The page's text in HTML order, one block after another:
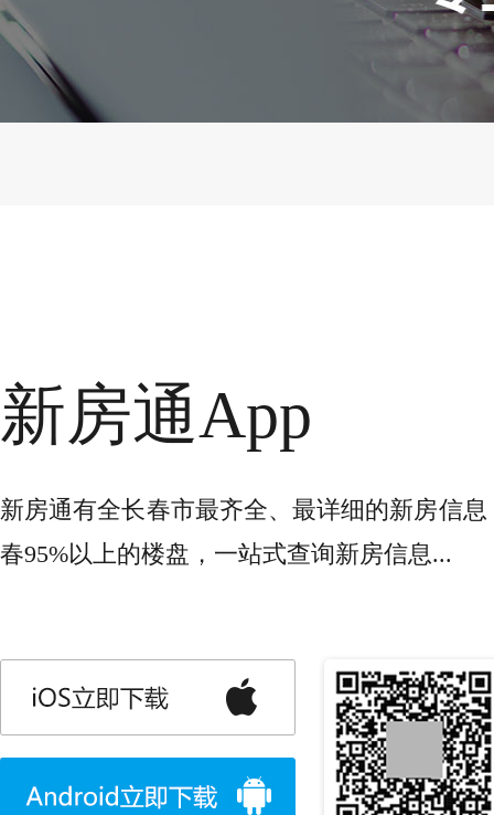
新房通App
新房通有全长春市最齐全、最详细的新房信
春95%以上的楼盘，一站式查询新房信息...